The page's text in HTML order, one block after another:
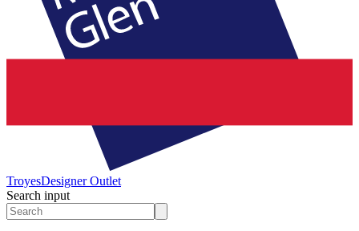
TroyesDesigner Outlet
Search input